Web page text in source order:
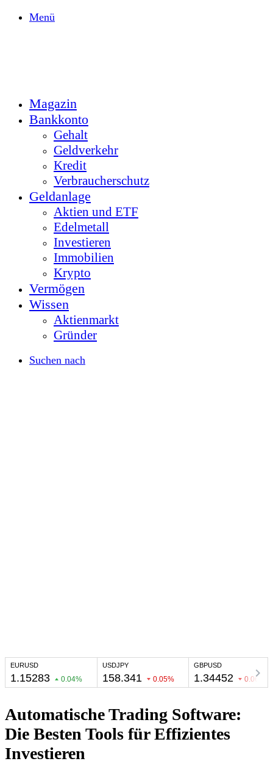
Menü
Magazin
Bankkonto
Gehalt
Geldverkehr
Kredit
Verbraucherschutz
Geldanlage
Aktien und ETF
Edelmetall
Investieren
Immobilien
Krypto
Vermögen
Wissen
Aktienmarkt
Gründer
Suchen nach
Automatische Trading Software:
Die Besten Tools für Effizientes
Investieren